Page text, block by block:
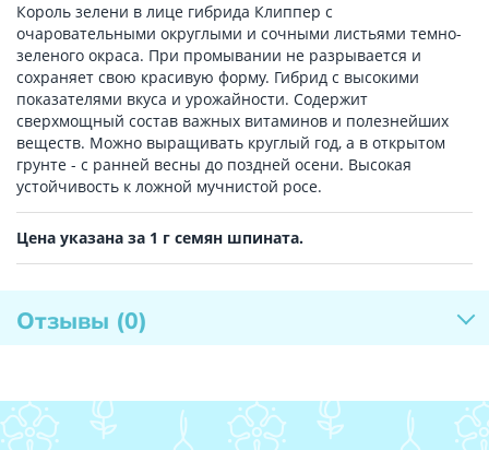
Король зелени в лице гибрида Клиппер с
очаровательными округлыми и сочными листьями темно-
зеленого окраса. При промывании не разрывается и
сохраняет свою красивую форму. Гибрид с высокими
показателями вкуса и урожайности. Содержит
сверхмощный состав важных витаминов и полезнейших
веществ. Можно выращивать круглый год, а в открытом
грунте - с ранней весны до поздней осени. Высокая
устойчивость к ложной мучнистой росе.
Цена указана за 1 г семян шпината.
Отзывы (0)